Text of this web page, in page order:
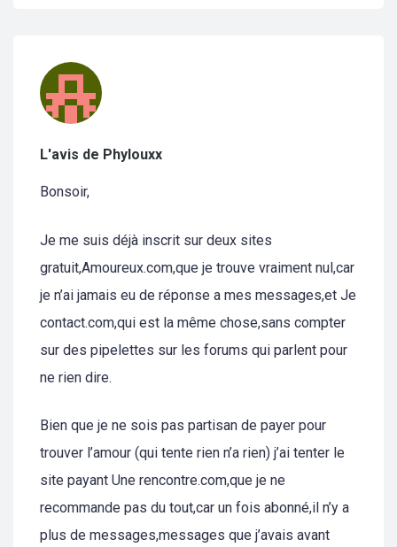
L'avis de Phylouxx
Bonsoir,
Je me suis déjà inscrit sur deux sites
gratuit,Amoureux.com,que je trouve vraiment nul,car
je n’ai jamais eu de réponse a mes messages,et Je
contact.com,qui est la même chose,sans compter
sur des pipelettes sur les forums qui parlent pour
ne rien dire.
Bien que je ne sois pas partisan de payer pour
trouver l’amour (qui tente rien n’a rien) j’ai tenter le
site payant Une rencontre.com,que je ne
recommande pas du tout,car un fois abonné,il n’y a
plus de messages,messages que j’avais avant